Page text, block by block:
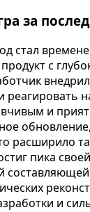
за
стал
с
реагировать
и
расширило
пика
и